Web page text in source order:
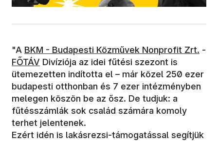
"A BKM - Budapesti Közművek Nonprofit Zrt. -
FŐTÁV Divíziója az idei fűtési szezont is
ütemezetten indította el – már közel 250 ezer
budapesti otthonban és 7 ezer intézményben
melegen köszön be az ősz. De tudjuk: a
fűtésszámlák sok család számára komoly
terhet jelentenek.
Ezért idén is lakásrezsi-támogatással segítjük